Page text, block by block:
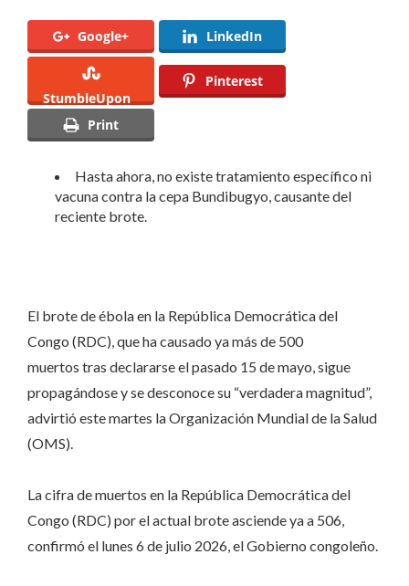
Google+ LinkedIn
StumbleUpon
Pinterest
Print
Hasta ahora, no existe tratamiento específico ni
vacuna contra la cepa Bundibugyo, causante del
reciente brote.
El brote de ébola en la República Democrática del
Congo (RDC), que ha causado ya más de 500
muertos tras declararse el pasado 15 de mayo, sigue
propagándose y se desconoce su “verdadera magnitud”,
advirtió este martes la Organización Mundial de la Salud
(OMS).
La cifra de muertos en la República Democrática del
Congo (RDC) por el actual broteasciende ya a 506,
confirmó el lunes 6 de julio 2026, el Gobierno congoleño.